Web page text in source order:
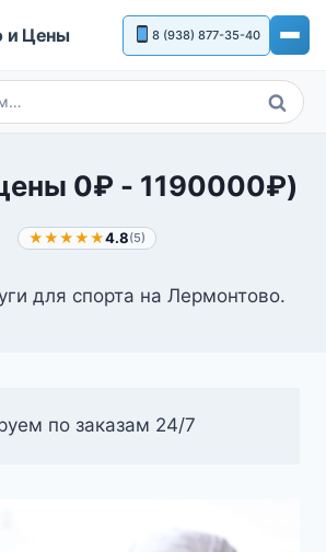
и Цены 8 (938) 877-35-40
Поиск
0₽ - 1190000₽)
★★★★★4.8(5)
для спорта на Лермонтово.
по заказам 24/7